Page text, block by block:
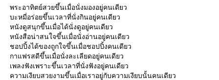
พระอาทิตย์สวยขึ้นเมื่อนั่งมองอยู่คนเดียว
บะหมี่อร่อยขึ้นเวลาที่นั่งกินอยู่คนเดียว
หนังดูสนุกขึ้นเมื่อได้นั่งดูอยู่คนเดียว
หนังสือน่าสนใจขึ้นเมื่อนั่งอ่านอยู่คนเดียว
ชอปปิ้งได้ของถูกใจขึ้นเมื่อชอปปิ้งคนเดียว
กาแฟรสดีขึ้นเมื่อนั่งละเลียดอยู่คนเดียว
เพลงฟังเพราะขึ้นเวลาที่นั่งฟังอยู่คนเดียว
ความเงียบสวยงามขึ้นเมื่อเราอยู่กับความเงียบนั้นคนเดียว